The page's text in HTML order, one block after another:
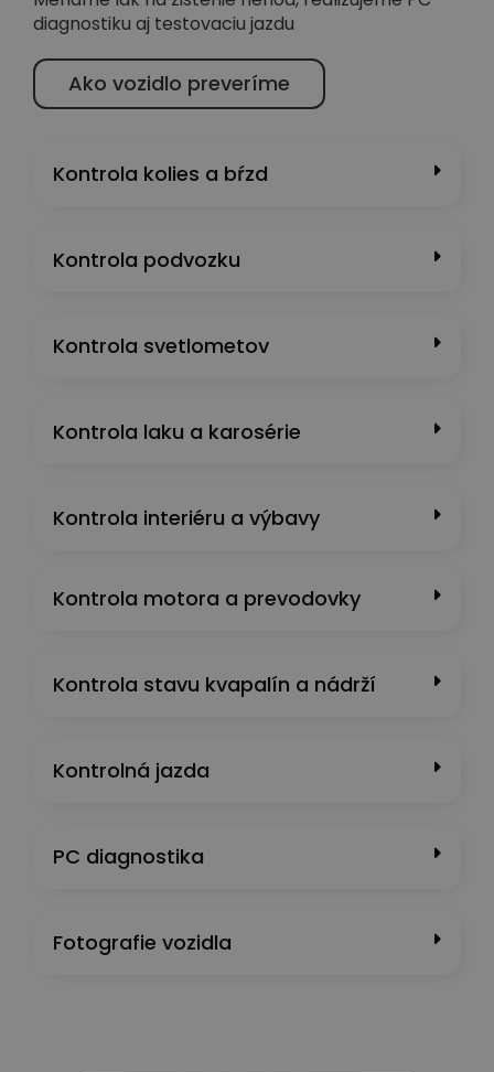
diagnostiku aj testovaciu jazdu
Ako vozidlo preveríme
Kontrola kolies a bŕzd
Kontrola podvozku
Kontrola svetlometov
Kontrola laku a karosérie
Kontrola interiéru a výbavy
Kontrola motora a prevodovky
Kontrola stavu kvapalín a nádrží
Kontrolná jazda
PC diagnostika
Fotografie vozidla